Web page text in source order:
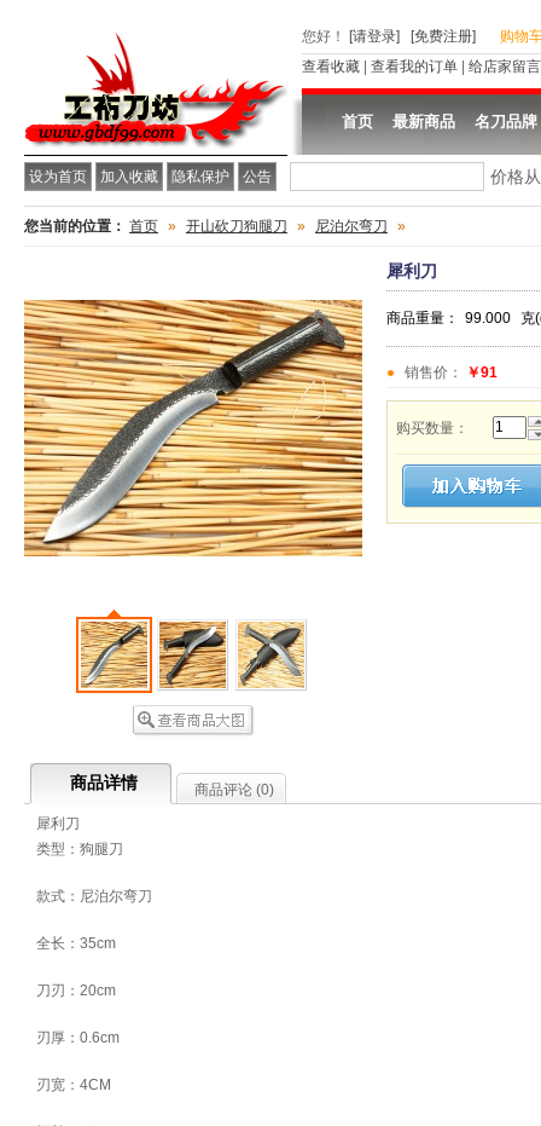
设为首页 加入收藏 隐私保护 公告
您好 ！ [请登录] [免费注册]
购物
查看收藏
查看我的订单 给店家留言
首页 最新商品 名刀品牌
价格
您当前的位置： 首页 » 开山砍刀狗腿刀 » 尼泊尔弯刀 »
犀利刀
商品重量： 99.000 克
销售价： ￥91
购买数量：
商品详情 商品评论 (0)
犀利刀
类型：狗腿刀
款式：尼泊尔弯刀
全长：35cm
刀刃：20cm
刃厚：0.6cm
刃宽：4CM